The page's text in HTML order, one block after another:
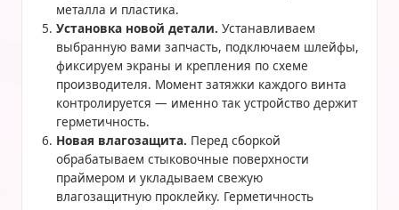
металла и пластика.
Установка новой детали. Устанавливаем
выбранную вами запчасть, подключаем шлейфы,
фиксируем экраны и крепления по схеме
производителя. Момент затяжки каждого винта
контролируется — именно так устройство держит
герметичность.
Новая влагозащита. Перед сборкой
обрабатываем стыковочные поверхности
праймером и укладываем свежую
влагозащитную проклейку. Герметичность